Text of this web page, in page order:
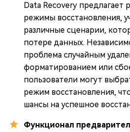
Data Recovery предлагает
режимы восстановления,
различные сценарии,
потере данных.
проблема случайным
форматированием или
пользователи могут
режим восстановления,
шансы на успешное
Функционал